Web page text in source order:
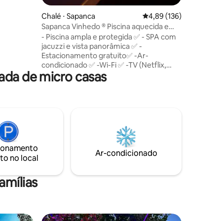
Chalé ⋅ Sapanca 4,89 de uma avaliação
4,89 (136)
Sapanca Vinhedo ® Piscina aquecida e
banheira de hidromassagem
- Piscina ampla e protegida ✅ - SPA com
jacuzzi e vista panorâmica ✅ -
Estacionamento gratuito✅ -Ar-
condicionado ✅️ -Wi-Fi ✅ -TV (Netflix,
Disney)✅️ -Rede✅️ - Amplo jardim ✅️ -
(Toda a casa, incluindo o jardim, pertence
aquecida não está ativo entre 1º de junho
e 15 de setembro.✅️ (NÃO SÃO ACEITOS
GRUPOS DE AMIGOS HOMENS)✅️
de micro casas
no local
Ar-condicionado